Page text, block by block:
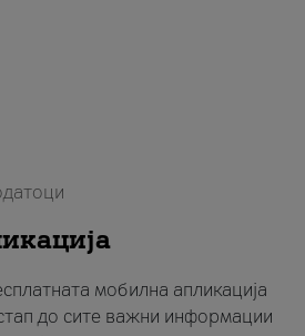
мобилна апликација
до сите важни информации